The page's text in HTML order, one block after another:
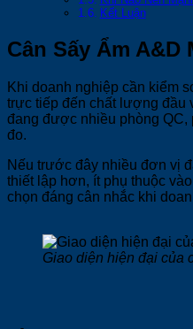
Kết Luận
Cân Sấy Ẩm
Khi doanh nghiệp cần kiểm
trực tiếp đến chất lượng đầu
đang được nhiều phòng QC,
đo.
Nếu trước đây nhiều đơn vị
thiết lập hơn, ít phụ thuộc
chọn đáng cân nhắc khi
Giao diện hiện đại của